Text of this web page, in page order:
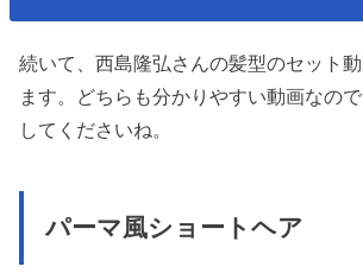
続いて、西島隆弘さんの髪型のセット
ます。どちらも分かりやすい動画なの
してくださいね。
パーマ風ショートヘア